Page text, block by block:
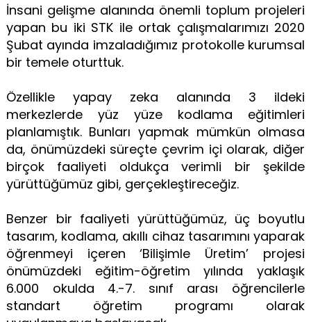
İnsani gelişme alanında önemli toplum projeleri
yapan bu iki STK ile ortak çalışmalarımızı 2020
Şubat ayında imzaladığımız protokolle kurumsal
bir temele oturttuk.
Özellikle yapay zeka alanında 3 ildeki
merkezlerde yüz yüze kodlama eğitimleri
planlamıştık. Bunları yapmak mümkün olmasa
da, önümüzdeki süreçte çevrim içi olarak, diğer
birçok faaliyeti oldukça verimli bir şekilde
yürüttüğümüz gibi, gerçekleştireceğiz.
Benzer bir faaliyeti yürüttüğümüz, üç boyutlu
tasarım, kodlama, akıllı cihaz tasarımını yaparak
öğrenmeyi içeren ‘Bilişimle Üretim’ projesi
önümüzdeki eğitim-öğretim yılında yaklaşık
6.000 okulda 4.-7. sınıf arası öğrencilerle
standart öğretim programı olarak